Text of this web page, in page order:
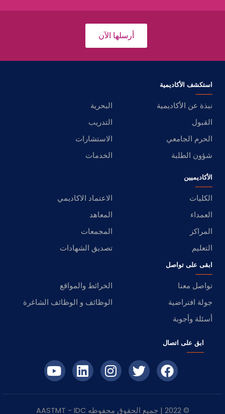
أرسلها الآن
استكشف الأكاديمية
نبذة عن الأكاديمية
البحرية
القبول
التدريب
الحرم الجامعي
الاستشارات
شؤون الطلبة
الخدمات
الأكاديميين
الكليات
الاعتماد الاكاديمي
العمداء
المعاهد
المراكز
المجمعات
التعليم
تصديق الشهادات
ابقى على تواصل
تواصل معنا
الخرائط والمواقع
جولة افتراضية
الوظائف و الوظائف الشاغرة
أسئلة وأجوبة
ابق على اتصال
© 2022 | جميع الحقوق محفوظه IDC
- AASTMT